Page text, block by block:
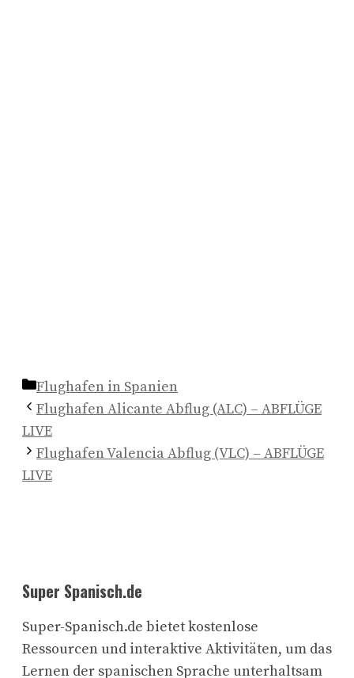
Kategorien
Flughafen in Spanien
Flughafen Alicante Abflug (ALC) – ABFLÜGE
LIVE
Flughafen Valencia Abflug (VLC) – ABFLÜGE
LIVE
Super Spanisch.de
Super-Spanisch.de bietet kostenlose
Ressourcen und interaktive Aktivitäten, um das
Lernen der spanischen Sprache unterhaltsam